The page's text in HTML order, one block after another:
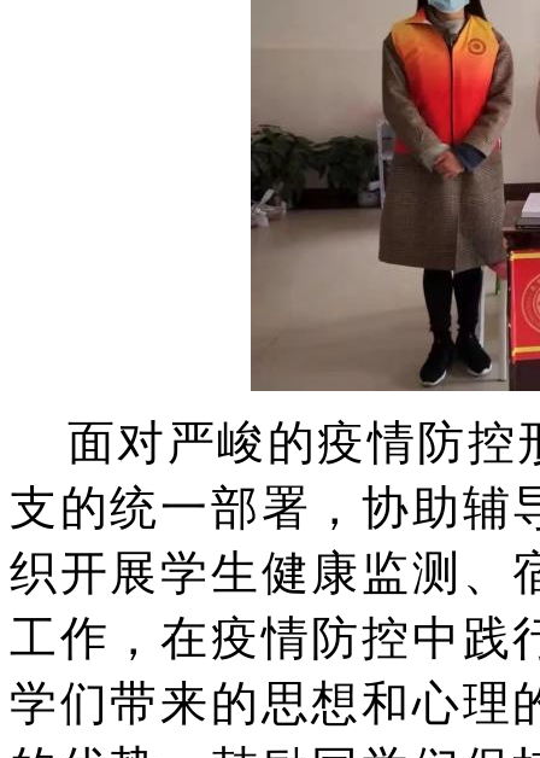
面对严峻的疫情防控
支的统一部署，协助辅
织开展学生健康监测、
工作，在疫情防控中践
学们带来的思想和心理